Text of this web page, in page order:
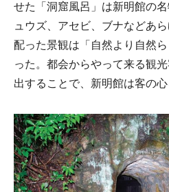
せた「洞窟風呂」は新明館の
ュウズ、アセビ、ブナなどあ
配った景観は「自然より自然
った。都会からやって来る観
出することで、新明館は客の心